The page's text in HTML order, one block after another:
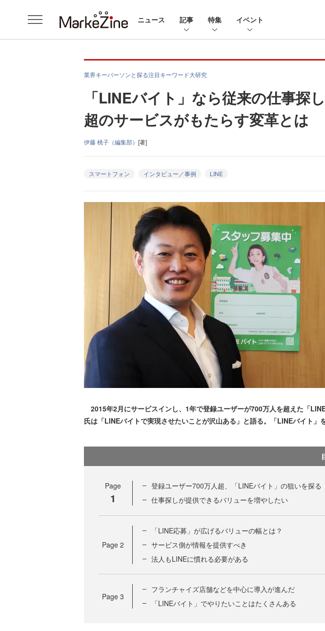
ニュース 記事 特集 イベント
業界キーパーソンと探る注目キーワード大研究
「LINEバイト」なら従来の仕事探
超のサービスがもたらす変革とは
伊藤 桃子（編集部） [著]
スマートフォン インタビュー／事例 LINE
2015年2月にサービスインし、1年で登録ユーザーが700万人を超えた「
氏は「LINEバイトで実現させたいことが沢山ある」と語る。「LINEバイト
Page
1
登録ユーザー700万人超、「LINEバイト」の狙いを探る
仕事探しが提供できるバリューを増やしたい
Page 2
「LINE応募」が広げるバリューの幅とは？
サービス側が情報を提供すべき
法人もLINEに慣れる必要がある
Page 3
フランチャイズ店舗などを中心に導入が進んだ
「LINEバイト」でやりたいことはたくさんある